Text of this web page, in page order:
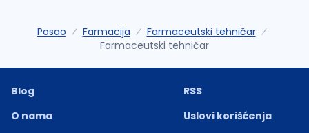
Posao Farmacija
Farmaceutski tehničar
Farmaceutski tehničar
Blog
O nama
RSS
Uslovi korišćenja